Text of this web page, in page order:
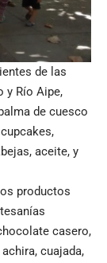
de las
y Río Aipe,
de cuesco
aceite, y
productos
casero,
cuajada,